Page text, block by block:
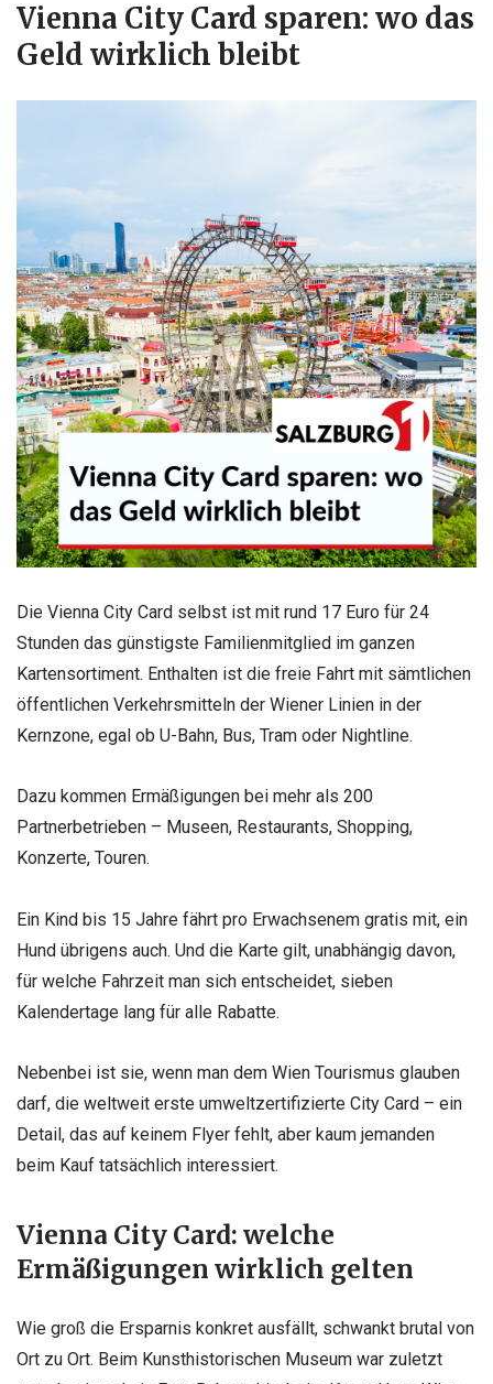
Vienna City Card sparen: wo das
Geld wirklich bleibt
Die Vienna City Card selbst ist mit rund 17 Euro für 24
Stunden das günstigste Familienmitglied im ganzen
Kartensortiment. Enthalten ist die freie Fahrt mit sämtlichen
öffentlichen Verkehrsmitteln der Wiener Linien in der
Kernzone, egal ob U-Bahn, Bus, Tram oder Nightline.
Dazu kommen Ermäßigungen bei mehr als 200
Partnerbetrieben – Museen, Restaurants, Shopping,
Konzerte, Touren.
Ein Kind bis 15 Jahre fährt pro Erwachsenem gratis mit, ein
Hund übrigens auch. Und die Karte gilt, unabhängig davon,
für welche Fahrzeit man sich entscheidet, sieben
Kalendertage lang für alle Rabatte.
Nebenbei ist sie, wenn man dem Wien Tourismus glauben
darf, die weltweit erste umweltzertifizierte City Card – ein
Detail, das auf keinem Flyer fehlt, aber kaum jemanden
beim Kauf tatsächlich interessiert.
Vienna City Card: welche
Ermäßigungen wirklich gelten
Wie groß die Ersparnis konkret ausfällt, schwankt brutal von
Ort zu Ort. Beim Kunsthistorischen Museum war zuletzt